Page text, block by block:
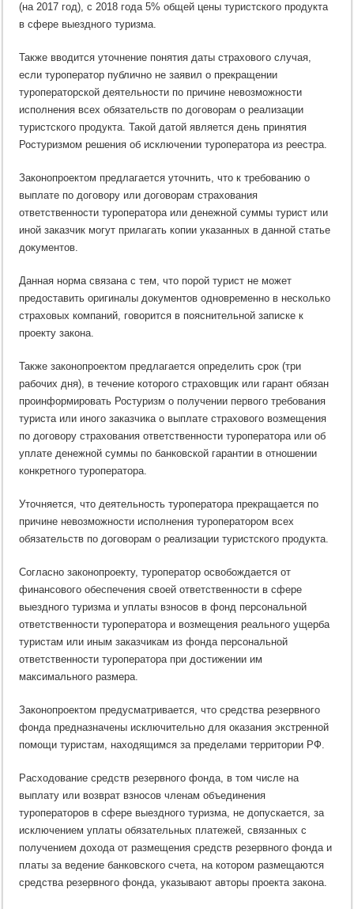
(на 2017 год), с 2018 года 5% общей цены туристского продукта
в сфере выездного туризма.
Также вводится уточнение понятия даты страхового случая,
если туроператор публично не заявил о прекращении
туроператорской деятельности по причине невозможности
исполнения всех обязательств по договорам о реализации
туристского продукта. Такой датой является день принятия
Ростуризмом решения об исключении туроператора из реестра.
Законопроектом предлагается уточнить, что к требованию о
выплате по договору или договорам страхования
ответственности туроператора или денежной суммы турист или
иной заказчик могут прилагать копии указанных в данной статье
документов.
Данная норма связана с тем, что порой турист не может
предоставить оригиналы документов одновременно в несколько
страховых компаний, говорится в пояснительной записке к
проекту закона.
Также законопроектом предлагается определить срок (три
рабочих дня), в течение которого страховщик или гарант обязан
проинформировать Ростуризм о получении первого требования
туриста или иного заказчика о выплате страхового возмещения
по договору страхования ответственности туроператора или об
уплате денежной суммы по банковской гарантии в отношении
конкретного туроператора.
Уточняется, что деятельность туроператора прекращается по
причине невозможности исполнения туроператором всех
обязательств по договорам о реализации туристского продукта.
Согласно законопроекту, туроператор освобождается от
финансового обеспечения своей ответственности в сфере
выездного туризма и уплаты взносов в фонд персональной
ответственности туроператора и возмещения реального ущерба
туристам или иным заказчикам из фонда персональной
ответственности туроператора при достижении им
максимального размера.
Законопроектом предусматривается, что средства резервного
фонда предназначены исключительно для оказания экстренной
помощи туристам, находящимся за пределами территории РФ.
Расходование средств резервного фонда, в том числе на
выплату или возврат взносов членам объединения
туроператоров в сфере выездного туризма, не допускается, за
исключением уплаты обязательных платежей, связанных с
получением дохода от размещения средств резервного фонда и
платы за ведение банковского счета, на котором размещаются
средства резервного фонда, указывают авторы проекта закона.